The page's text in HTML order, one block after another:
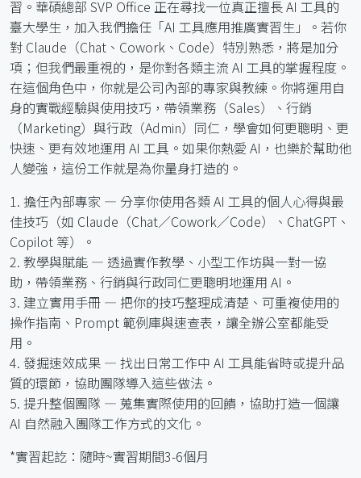
習。華碩總部 SVP Office 正在尋找一位真正擅長 AI 工具的
臺大學生，加入我們擔任「AI 工具應用推廣實習生」。若你
對 Claude（Chat、Cowork、Code）特別熟悉，將是加分
項；但我們最重視的，是你對各類主流 AI 工具的掌握程度。
在這個角色中，你就是公司內部的專家與教練。你將運用自
身的實戰經驗與使用技巧，帶領業務（Sales）、行銷
（Marketing）與行政（Admin）同仁，學會如何更聰明、更
快速、更有效地運用 AI 工具。如果你熱愛 AI，也樂於幫助他
人變強，這份工作就是為你量身打造的。
1. 擔任內部專家 — 分享你使用各類 AI 工具的個人心得與最
佳技巧（如 Claude（Chat／Cowork／Code）、ChatGPT、
Copilot 等）。
2. 教學與賦能 — 透過實作教學、小型工作坊與一對一協
助，帶領業務、行銷與行政同仁更聰明地運用 AI。
3. 建立實用手冊 — 把你的技巧整理成清楚、可重複使用的
操作指南、Prompt 範例庫與速查表，讓全辦公室都能受
用。
4. 發掘速效成果 — 找出日常工作中 AI 工具能省時或提升品
質的環節，協助團隊導入這些做法。
5. 提升整個團隊 — 蒐集實際使用的回饋，協助打造一個讓
AI 自然融入團隊工作方式的文化。
*實習起訖：隨時~實習期間3-6個月